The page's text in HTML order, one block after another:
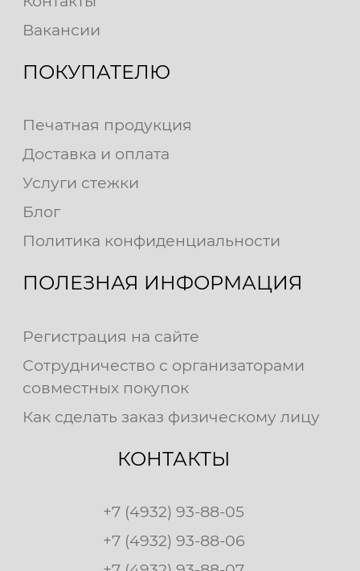
Вакансии
ПОКУПАТЕЛЮ
Печатная продукция
Доставка и оплата
Услуги стежки
Блог
Политика конфиденциальности
ПОЛЕЗНАЯ ИНФОРМАЦИЯ
Регистрация на сайте
Сотрудничество с организаторами
совместных покупок
Как сделать заказ физическому лицу
КОНТАКТЫ
+7 (4932) 93-88-05
+7 (4932) 93-88-06